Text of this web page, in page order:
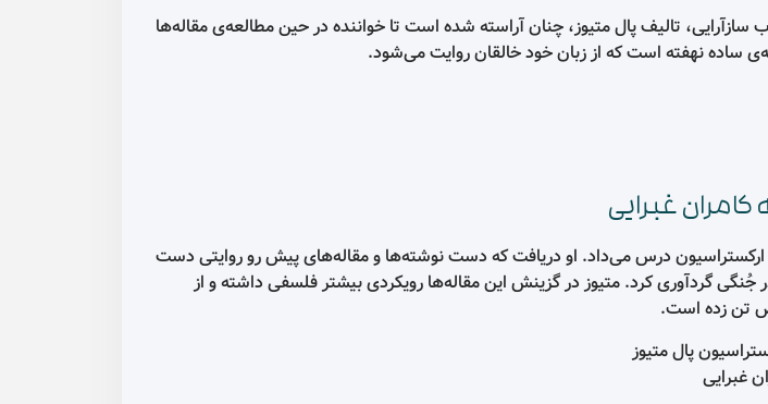
سازآرایی، تالیف پال متیوز، چنان آراسته شده است تا خواننده در حین مطالعه‌ی مقاله‌ها
ساده نهفته است که از زبان خود خالقان روایت می‌شود.
غبرایی
ارکستراسیون درس می‌داد. او دریافت که دست نوشته‌ها و مقاله‌های پیش رو روایتی دست
گردآوری کرد. متیوز در گزینش این مقاله‌ها رویکردی بیشتر فلسفی داشته و از
تن زده است.